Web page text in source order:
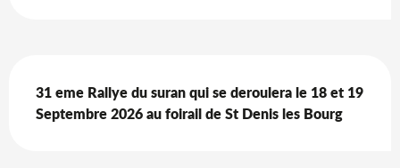
31 eme Rallye du suran qui se deroulera le 18 et 19
Septembre 2026 au foirail de St Denis les Bourg